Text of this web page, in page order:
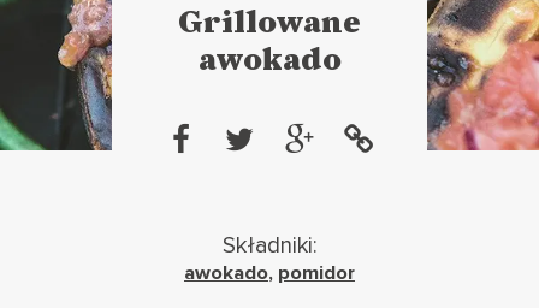
ARTYKUŁY
KSIĄŻKI
KONTAKT
Grillowane
awokado
Składniki:
awokado, pomidor